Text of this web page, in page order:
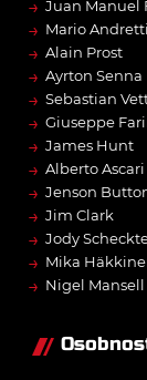
→ Juan Manuel
→ Mario Andretti
→ Alain Prost
→ Ayrton Senna
→ Sebastian
→ Giuseppe
→ James Hunt
→ Alberto Ascari
→ Jenson
→ Jim Clark
→ Jody
→ Mika
→ Nigel Mansell